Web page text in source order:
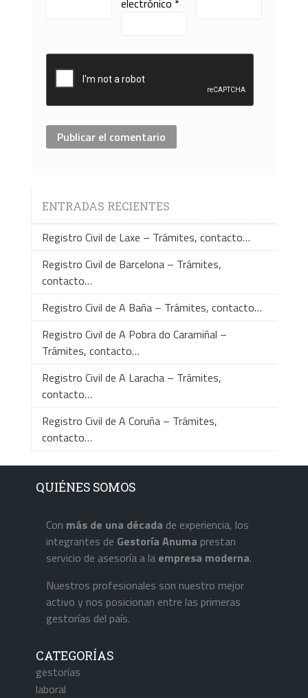
ENTRADAS RECIENTES
Registro Civil de Laxe – Trámites, contacto…
Registro Civil de Barcelona – Trámites,
contacto…
Registro Civil de A Baña – Trámites, contacto…
Registro Civil de A Pobra do Caramiñal –
Trámites, contacto…
Registro Civil de A Laracha – Trámites,
contacto…
Registro Civil de A Coruña – Trámites,
contacto…
QUIÉNES SOMOS
Con más de una década de experiencia, los
integrantes de Gestoría Anuma prestan
servicio de asesoría a la empresa moderna.
Nuestros profesionales son nuestro mejor
activo y nos posicionan entre las primeras
gestorías del país.
CATEGORÍAS
gestorías
laboral